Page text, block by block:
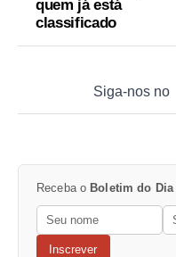
quem já está
classificado
Siga-nos no
Receba o Boletim do Dia
Inscrever